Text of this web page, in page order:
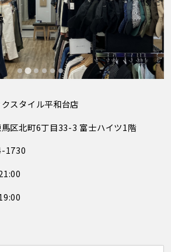
クスタイル平和台店
区北町6丁目33-3 富士ハイツ1階
1730